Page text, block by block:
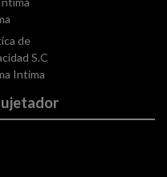
de
S.C
Intima